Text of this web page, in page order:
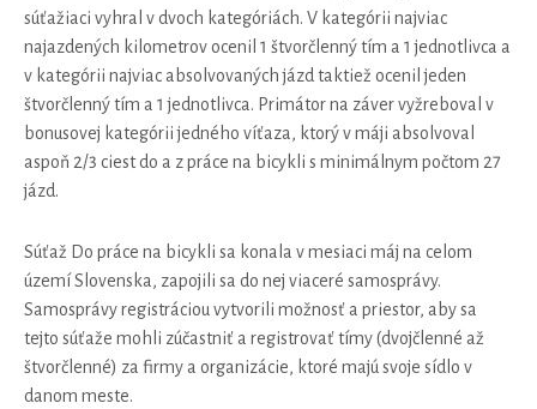
súťažiaci vyhral v dvoch kategóriách. V kategórii najviac
najazdených kilometrov ocenil 1 štvorčlenný tím a 1 jednotlivca a
v kategórii najviac absolvovaných jázd taktiež ocenil jeden
štvorčlenný tím a 1 jednotlivca. Primátor na záver vyžreboval v
bonusovej kategórii jedného víťaza, ktorý v máji absolvoval
aspoň 2/3 ciest do a z práce na bicykli s minimálnym počtom 27
jázd.
Súťaž Do práce na bicykli sa konala v mesiaci máj na celom
území Slovenska, zapojili sa do nej viaceré samosprávy.
Samosprávy registráciou vytvorili možnosť a priestor, aby sa
tejto súťaže mohli zúčastniť a registrovať tímy (dvojčlenné až
štvorčlenné) za firmy a organizácie, ktoré majú svoje sídlo v
danom meste.